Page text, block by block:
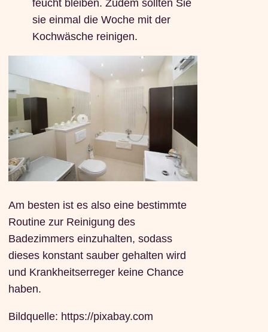
feucht bleiben. Zudem sollten Sie
sie einmal die Woche mit der
Kochwäsche reinigen.
Am besten ist es also eine bestimmte
Routine zur Reinigung des
Badezimmers einzuhalten, sodass
dieses konstant sauber gehalten wird
und Krankheitserreger keine Chance
haben.
Bildquelle: https://pixabay.com